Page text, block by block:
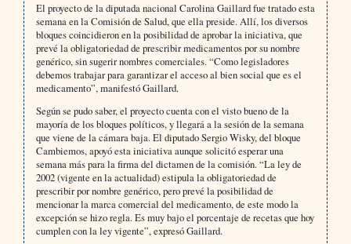
El proyecto de la diputada nacional Carolina Gaillard fue tratado esta
semana en la Comisión de Salud, que ella preside. Allí, los diversos
bloques coincidieron en la posibilidad de aprobar la iniciativa, que
prevé la obligatoriedad de prescribir medicamentos por su nombre
genérico, sin sugerir nombres comerciales. “Como legisladores
debemos trabajar para garantizar el acceso al bien social que es el
medicamento”, manifestó Gaillard.
Según se pudo saber, el proyecto cuenta con el visto bueno de la
mayoría de los bloques políticos, y llegará a la sesión de la semana
que viene de la cámara baja. El diputado Sergio Wisky, del bloque
Cambiemos, apoyó esta iniciativa aunque solicitó esperar una
semana más para la firma del dictamen de la comisión. “La ley de
2002 (vigente en la actualidad) estipula la obligatoriedad de
prescribir por nombre genérico, pero prevé la posibilidad de
mencionar la marca comercial del medicamento, de este modo la
excepción se hizo regla. Es muy bajo el porcentaje de recetas que hoy
cumplen con la ley vigente”, expresó Gaillard.